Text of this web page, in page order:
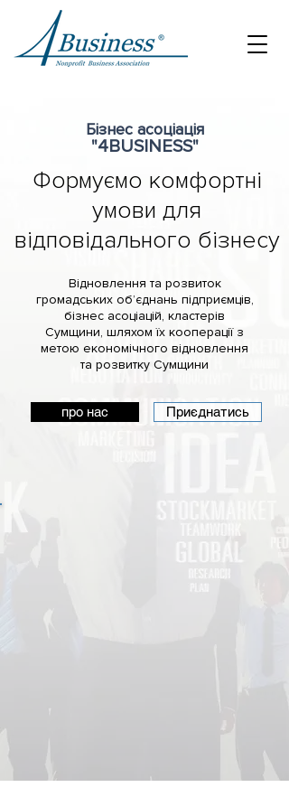
Бізнес асоціація
"4BUSINESS"
Формуємо комфортні
умови для
відповідального бізнесу
Відновлення та розвиток
громадських об’єднань підприємців,
бізнес асоціацій, кластерів
Сумщини, шляхом їх кооперації з
метою економічного відновлення
та розвитку Сумщини
про нас Приєднатись
Підтримай створення
комфортних умов для
відповідального бізнесу!